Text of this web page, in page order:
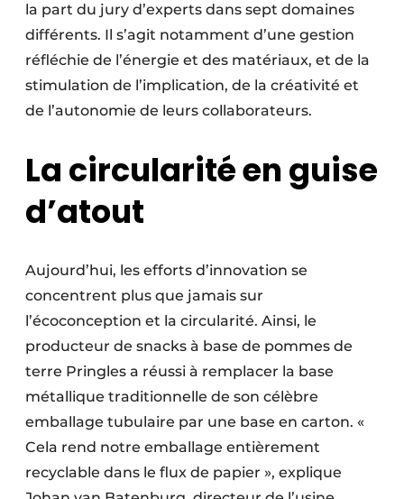
la part du jury d’experts dans sept domaines
différents. Il s’agit notamment d’une gestion
réfléchie de l’énergie et des matériaux, et de la
stimulation de l’implication, de la créativité et
de l’autonomie de leurs collaborateurs.
La circularité en guise
d’atout
Aujourd’hui, les efforts d’innovation se
concentrent plus que jamais sur
l’écoconception et la circularité. Ainsi, le
producteur de snacks à base de pommes de
terre Pringles a réussi à remplacer la base
métallique traditionnelle de son célèbre
emballage tubulaire par une base en carton. «
Cela rend notre emballage entièrement
recyclable dans le flux de papier », explique